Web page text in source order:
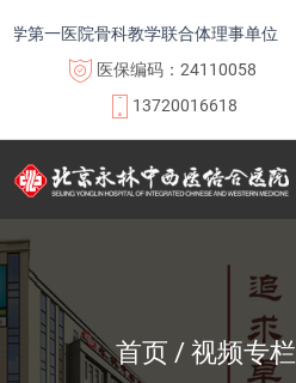
一医院骨科教学联合体理事单位
医保编码：24110058
13720016618
首页 视频专栏